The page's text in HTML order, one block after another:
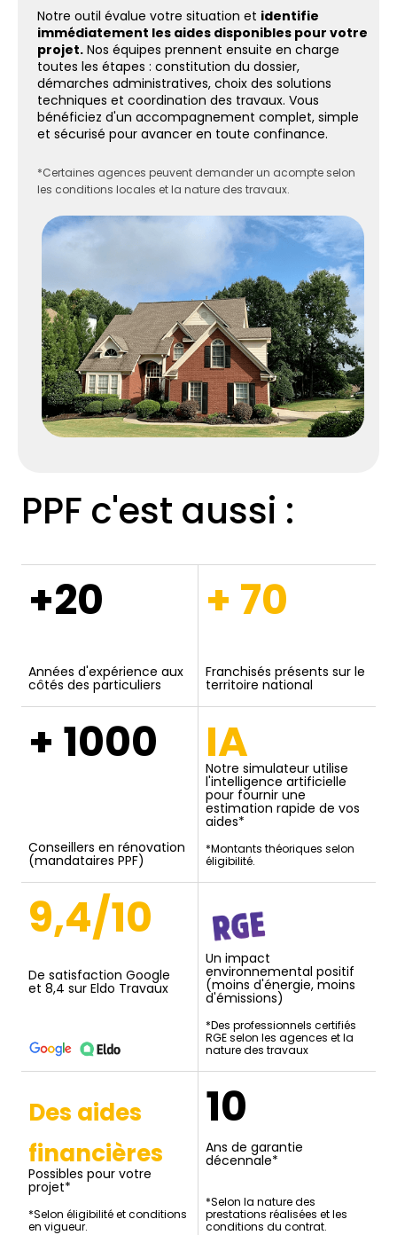
Notre outil évalue votre situation et identifie
immédiatement les aides disponibles pour votre
projet. Nos équipes prennent ensuite en charge
toutes les étapes : constitution du dossier,
démarches administratives, choix des solutions
techniques et coordination des travaux. Vous
bénéficiez d'un accompagnement complet, simple
et sécurisé pour avancer en toute confinance.
*Certaines agences peuvent demander un acompte selon
les conditions locales et la nature des travaux.
PPF c'est aussi :
+20
Années d'expérience aux
côtés des particuliers
+ 70
Franchisés présents sur le
territoire national
+ 1000
Conseillers en rénovation
(mandataires PPF)
IA
Notre simulateur utilise
l'intelligence artificielle
pour fournir une
estimation rapide de vos
aides*
*Montants théoriques selon
éligibilité.
9,4/10
De satisfaction Google
et 8,4 sur Eldo Travaux
Un impact
environnemental positif
(moins d'énergie, moins
d'émissions)
*Des professionnels certifiés
RGE selon les agences et la
nature des travaux
Des aides
financières
Possibles pour votre
projet*
*Selon éligibilité et conditions
en vigueur.
10
Ans de garantie
décennale*
*Selon la nature des
prestations réalisées et les
conditions du contrat.